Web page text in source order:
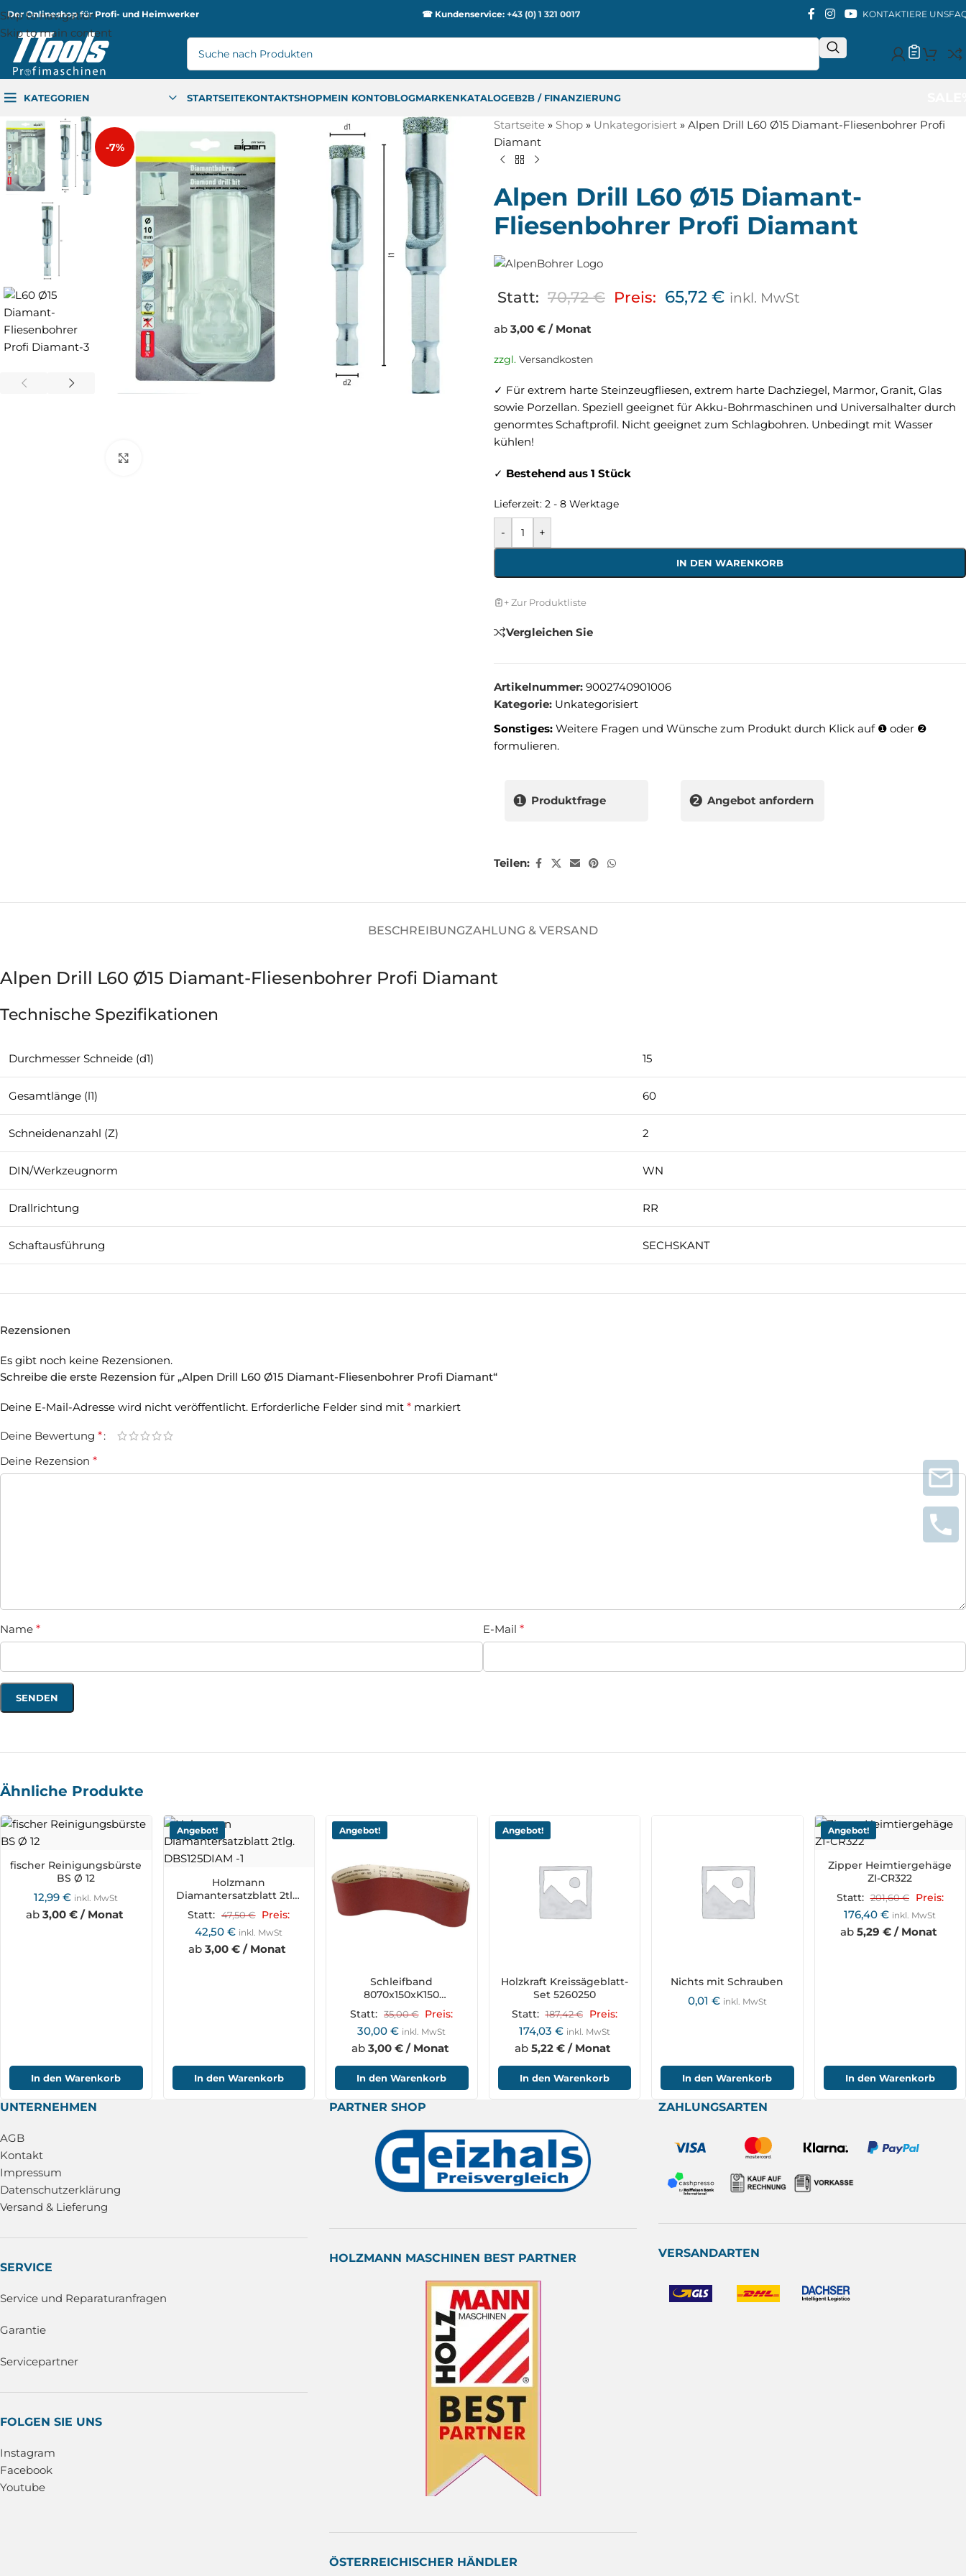
Skip to navigation
Skip to main content
Der Onlineshop für Profi- und Heimwerker ☎ Kundenservice:+43 (0) 1 321 0017 KONTAKTIERE UNS
KATEGORIEN STARTSEITEKONTAKTSHOPMEIN KONTOBLOGMARKENKATALOGEB2B / FINANZIERUNG
-7%
Startseite » Shop » Unkategorisiert » Alpen Drill L60 Ø15 Diamant-Fliesenbohrer Profi
Diamant
Alpen Drill L60 Ø15 Diamant-
Fliesenbohrer Profi Diamant
Statt: 70,72€ Preis: 65,72 € inkl. MwSt
ab 3,00 € / Monat
zzgl. Versandkosten
✓ Für extrem harte Steinzeugfliesen, extrem harte Dachziegel, Marmor, Granit, Glas
sowie Porzellan. Speziell geeignet für Akku-Bohrmaschinen und Universalhalter durch
genormtes Schaftprofil. Nicht geeignet zum Schlagbohren. Unbedingt mit Wasser
kühlen!
✓ Bestehend aus 1 Stück
Lieferzeit: 2 - 8 Werktage
- +
IN DEN WARENKORB
+ Zur Produktliste
Vergleichen Sie
Artikelnummer: 9002740901006
Kategorie: Unkategorisiert
Sonstiges: Weitere Fragen und Wünsche zum Produkt durch Klick auf ❶ oder ❷
formulieren.
❶ Produktfrage ❷ Angebot anfordern
Teilen:
BESCHREIBUNGZAHLUNG & VERSAND
Alpen Drill L60 Ø15 Diamant-Fliesenbohrer Profi Diamant
Technische Spezifikationen
Durchmesser Schneide (d1) 15
Gesamtlänge (l1) 60
Schneidenanzahl (Z) 2
DIN/Werkzeugnorm WN
Drallrichtung RR
Schaftausführung SECHSKANT
Rezensionen
Es gibt noch keine Rezensionen.
Schreibe die erste Rezension für „Alpen Drill L60 Ø15 Diamant-Fliesenbohrer Profi Diamant“
Deine E-Mail-Adresse wird nicht veröffentlicht. Erforderliche Felder sind mit * markiert
Deine Bewertung *
Deine Rezension *
Name * E-Mail *
Ähnliche Produkte
fischer Reinigungsbürste
BS Ø 12
12,99€ inkl. MwSt
ab 3,00 € / Monat
In den Warenkorb
Angebot!
Holzmann
Diamantersatzblatt 2tlg.
DBS125DIAM
Statt: 47,50€ Preis:
42,50€ inkl. MwSt
ab3,00 € / Monat
In den Warenkorb
Angebot!
Schleifband
8070x150xK150
Statt: 35,00€ Preis:
30,00€ inkl. MwSt
ab 3,00 € / Monat
In den Warenkorb
Angebot!
Holzkraft Kreissägeblatt-
Set 5260250
Statt: 187,42€ Preis:
174,03 € inkl. MwSt
ab5,22 € / Monat
In den Warenkorb
Nichts mit Schrauben
0,01 € inkl. MwSt
In den Warenkorb
Angebot!
Zipper Heimtiergehäge
ZI-CR322
Statt: 201,60€ Preis:
176,40€ inkl. MwSt
ab 5,29 € / Monat
In den Warenkorb
UNTERNEHMEN
AGB
Kontakt
Impressum
Datenschutzerklärung
Versand & Lieferung
SERVICE
Service und Reparaturanfragen
Garantie
Servicepartner
FOLGEN SIE UNS
Instagram
Facebook
Youtube
PARTNER SHOP
HOLZMANN MASCHINEN BEST PARTNER
ÖSTERREICHISCHER HÄNDLER
ZAHLUNGSARTEN
VERSANDARTEN